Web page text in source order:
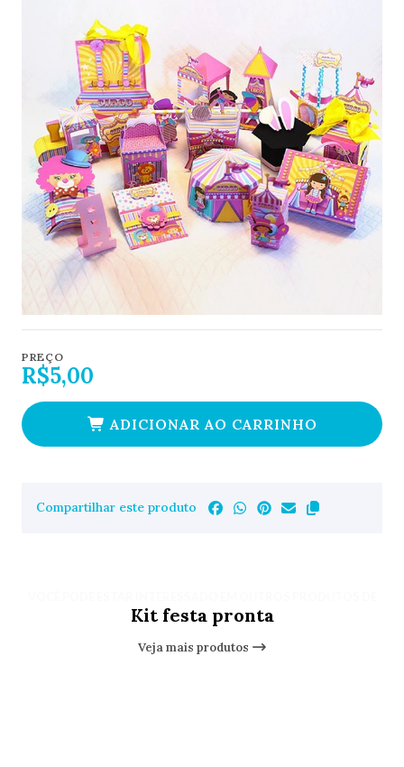
PREÇO
R$5,00
ADICIONAR AO CARRINHO
Compartilhar este produto
Kit festa pronta
Veja mais produtos